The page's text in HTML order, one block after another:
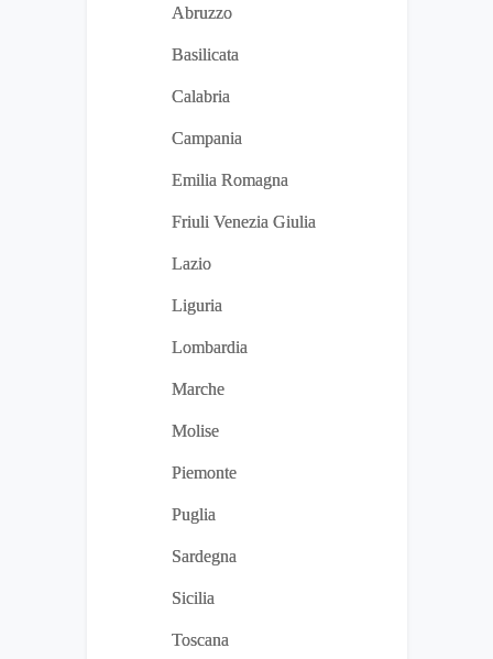
Abruzzo
Basilicata
Calabria
Campania
Emilia Romagna
Friuli Venezia Giulia
Lazio
Liguria
Lombardia
Marche
Molise
Piemonte
Puglia
Sardegna
Sicilia
Toscana